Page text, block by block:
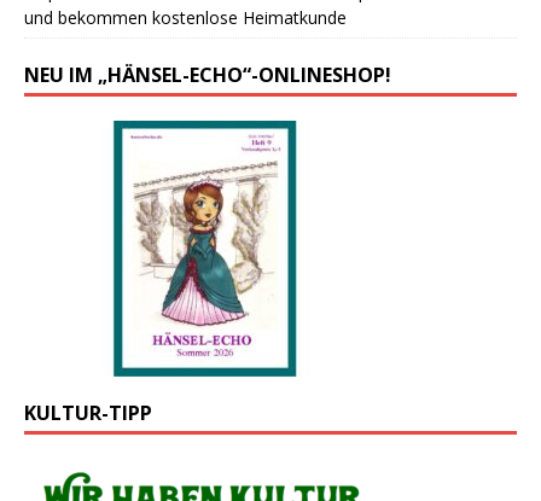
und bekommen kostenlose Heimatkunde
NEU IM „HÄNSEL-ECHO“-ONLINESHOP!
KULTUR-TIPP